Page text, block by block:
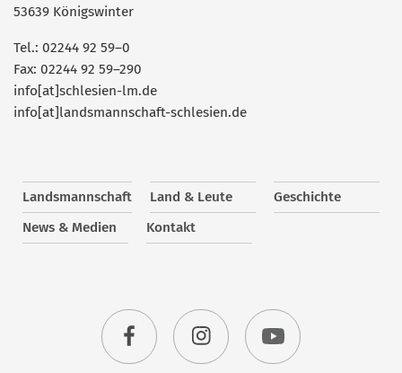
53639 Königswinter
Tel.: 02244 92 59–0
Fax: 02244 92 59–290
info[at]schlesien-lm.de
info[at]landsmannschaft-schlesien.de
Landsmannschaft Land & Leute
Geschichte
News & Medien
Kontakt